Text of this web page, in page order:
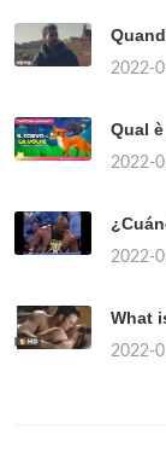
2022-
Qual
2022-
2022-
What
2022-